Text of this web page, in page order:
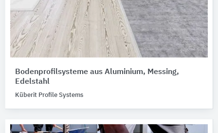
Bodenprofilsysteme aus Aluminium, Messing,
Edelstahl
Küberit Profile Systems